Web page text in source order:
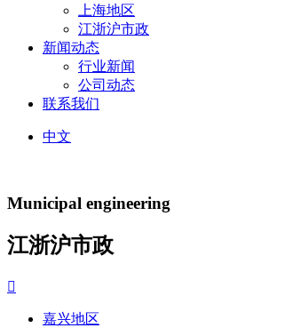
上海地区
江浙沪市政
新闻动态
行业新闻
公司动态
联系我们
中文
Municipal engineering
江浙沪市政

嘉兴地区